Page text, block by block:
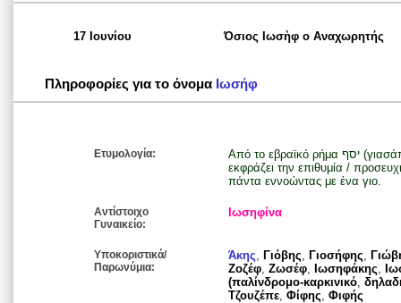
17 Ιουνίου Όσιος Ιωσὴφ ο Αναχωρητής
Πληροφορίες για το όνομα Ιωσήφ
Ετυμολογία:
Από το εβραϊκό ρήμα יסף (γιασάπ) που σημαίνει προσθέτω ή αυξάνω και
εκφράζει την επιθυμία /
πάντα εννοώντας με ένα γιο.
Αντίστοιχο
Γυναικείο:
Ιωσηφίνα
Υποκοριστικά/
Παρωνύμια:
Άκης, Γιόβης, Γιοσήφης,
Ζοζέφ, Ζωσέφ, Ιωσηφάκης,
(παλίνδρομο-καρκινικό,
Τζουζέπε, Φίφης, Φιφής